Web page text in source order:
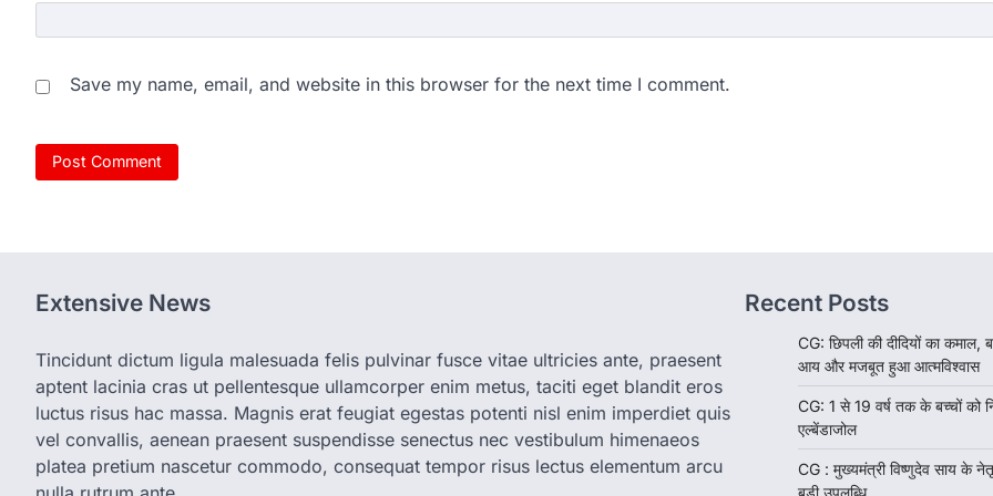
Save my name, email, and website in this browser for the next time I comment.
Extensive News
Tincidunt dictum ligula malesuada felis pulvinar fusce vitae ultricies ante, praesent
aptent lacinia cras ut pellentesque ullamcorper enim metus, taciti eget blandit eros
luctus risus hac massa. Magnis erat feugiat egestas potenti nisl enim imperdiet quis
vel convallis, aenean praesent suspendisse senectus nec vestibulum himenaeos
platea pretium nascetur commodo, consequat tempor risus lectus elementum arcu
Recent Posts
CG: छिपली की दीदियों का कमाल,
आय और मजबूत हुआ आत्मविश्वास
CG: 1 से 19 वर्ष तक के बच्चों को
एल्बेंडाजोल
CG : मुख्यमंत्री विष्णुदेव साय के
बड़ी उपलब्धि